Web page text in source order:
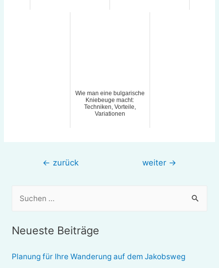
Wie man eine bulgarische
Kniebeuge macht:
Techniken, Vorteile,
Variationen
Beitragsnavigation
← zurück weiter →
e
Neueste Beiträge
Planung für Ihre Wanderung auf dem Jakobsweg